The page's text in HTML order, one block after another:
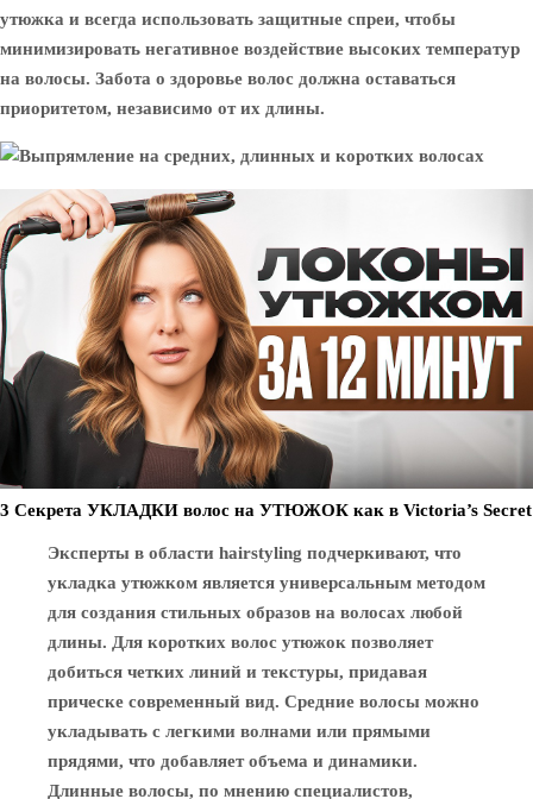
утюжка и всегда использовать защитные спреи, чтобы
минимизировать негативное воздействие высоких температур
на волосы. Забота о здоровье волос должна оставаться
приоритетом, независимо от их длины.
3 Секрета УКЛАДКИ волос на УТЮЖОК как в Victoria’s Secret
Эксперты в области hairstyling подчеркивают, что
укладка утюжком является универсальным методом
для создания стильных образов на волосах любой
длины. Для коротких волос утюжок позволяет
добиться четких линий и текстуры, придавая
прическе современный вид. Средние волосы можно
укладывать с легкими волнами или прямыми
прядями, что добавляет объема и динамики.
Длинные волосы, по мнению специалистов,